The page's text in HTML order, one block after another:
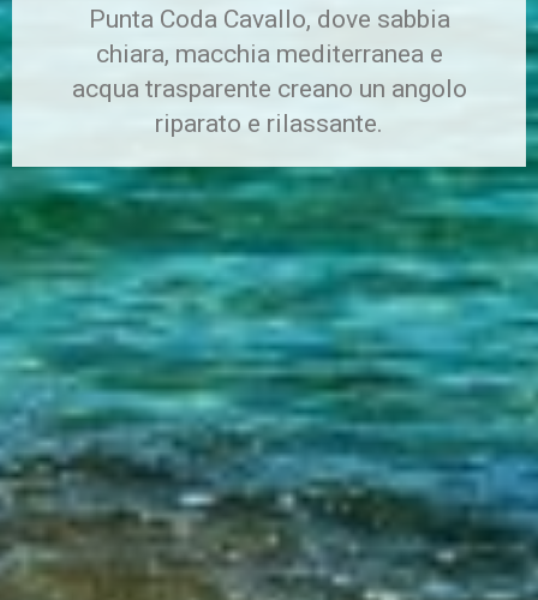
Punta Coda Cavallo, dove sabbia
chiara, macchia mediterranea e
acqua trasparente creano un angolo
riparato e rilassante.